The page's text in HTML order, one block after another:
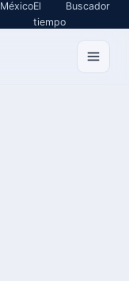
MéxicoEl
tiempo
Buscador